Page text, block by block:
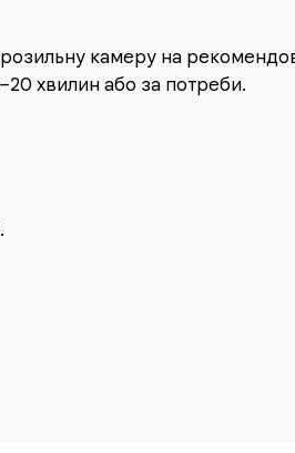
камеру на
хвилин або за потреби.